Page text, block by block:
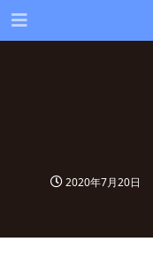
2020年7月20日